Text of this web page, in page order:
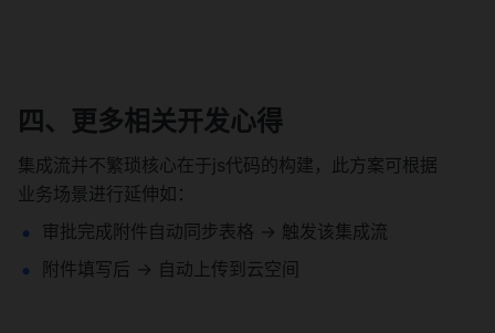
  });
  // 删除key 和value中指定的符号
  const removeUnwantedCharacters =
(str) => str.replace(/[()￥]/g, '');
key and value in the invoiceData
四、更多相关开发心得
集成流并不繁琐核心在于js代码的构建，此方案可根据
业务场景进行延伸如：
审批完成附件自动同步表格 -> 触发该集成流
附件填写后 -> 自动上传到云空间